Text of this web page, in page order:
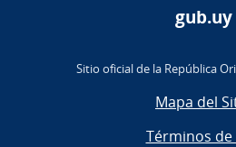
gub.uy
Sitio oficial de la República
Mapa del
Términos de